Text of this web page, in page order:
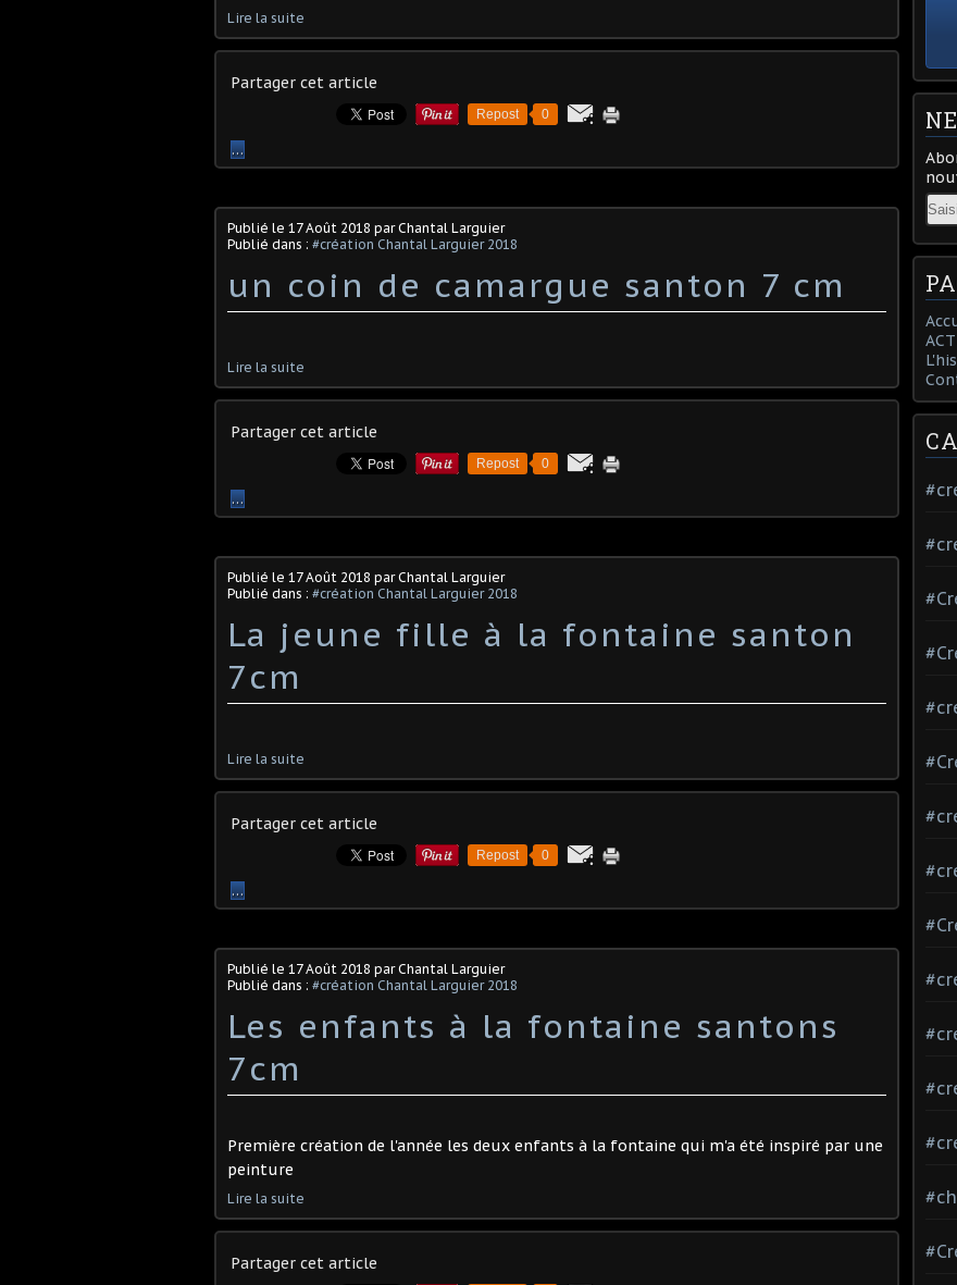
Lire la suite
Partager cet article
Repost 0
…
Publié le 17 Août 2018 par Chantal Larguier
Publié dans : #création Chantal Larguier 2018
un coin de camargue santon 7 cm
Lire la suite
Partager cet article
Repost 0
…
Publié le 17 Août 2018 par Chantal Larguier
Publié dans : #création Chantal Larguier 2018
La jeune fille à la fontaine santon
7cm
Lire la suite
Partager cet article
Repost 0
…
Publié le 17 Août 2018 par Chantal Larguier
Publié dans : #création Chantal Larguier 2018
Les enfants à la fontaine santons
7cm
Première création de l'année les deux enfants à la fontaine qui m'a été inspiré par une
peinture
Lire la suite
Partager cet article